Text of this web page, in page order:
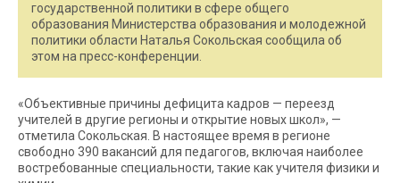
государственной политики в сфере общего
образования Министерства образования и молодежной
политики области Наталья Сокольская сообщила об
этом на пресс-конференции.
«Объективные причины дефицита кадров — переезд
учителей в другие регионы и открытие новых школ», —
отметила Сокольская. В настоящее время в регионе
свободно 390 вакансий для педагогов, включая наиболее
востребованные специальности, такие как учителя физики и